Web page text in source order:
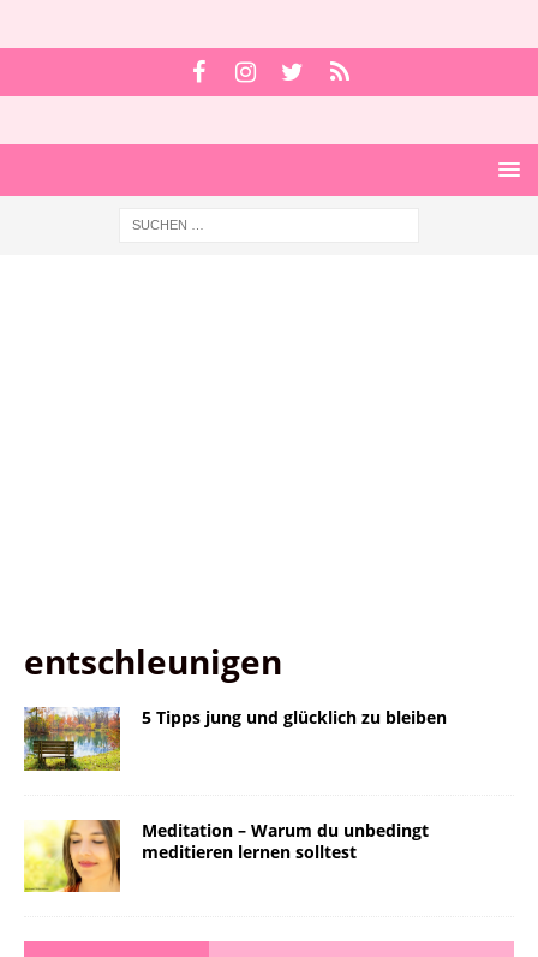
entschleunigen
5 Tipps jung und glücklich zu bleiben
Meditation – Warum du unbedingt
meditieren lernen solltest